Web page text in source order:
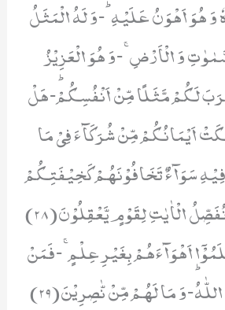
وَ هُوَ اَهْوَنُ عَلَیْهِؕ-وَ لَهُ الْمَثَلُ
وَ الْاَرْضِۚ-وَ هُوَ الْعَزِیْزُ
لَكُمْ مَّثَلًا مِّنْ اَنْفُسِكُمْؕ-هَلْ
اَیْمَانُكُمْ مِّنْ شُرَكَآءَ فِیْ مَا
سَوَآءٌ تَخَافُوْنَهُمْ كَخِیْفَتِكُمْ
اَنْفُسَكُمْؕ-كَذٰلِكَ نُفَصِّلُ الْاٰیٰتِ لِقَوْمٍ یَّعْقِلُوْنَ(28)
اَهْوَآءَهُمْ بِغَیْرِ عِلْمٍۚ-فَمَنْ
یَّهْدِیْ مَنْ اَضَلَّ اللّٰهُؕ-وَ مَا لَهُمْ مِّنْ نّٰصِرِیْنَ(29)